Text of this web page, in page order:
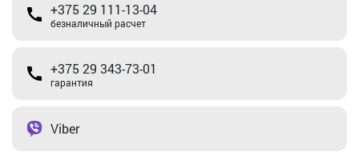
+375 29 111-13-04
безналичный расчет
+375 29 343-73-01
гарантия
Viber